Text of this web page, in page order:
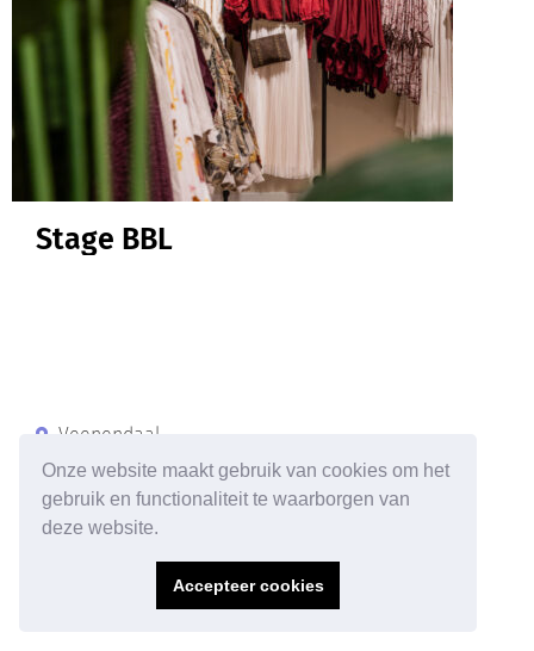
Onze website maakt gebruik van cookies om het
gebruik en functionaliteit te waarborgen van
deze website.
Accepteer cookies
Stage BBL
Veenendaal
32 - 40
Start en leer hoe het eraan toe gaat bij één van de